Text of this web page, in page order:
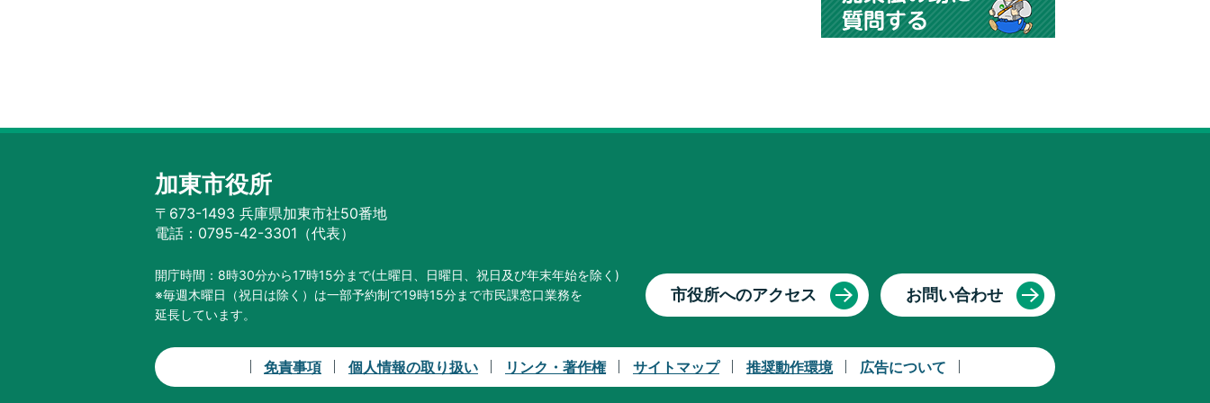
加東市役所
〒673-1493 兵庫県加東市社50番地
電話：0795-42-3301（代表）
開庁時間：8時30分から17時15分まで(土曜日、日曜日、祝日及び年末年始を除く)
※毎週木曜日（祝日は除く）は一部予約制で19時15分まで市民課窓口業務を
延長しています。
市役所へのアクセス お問い合わせ
免責事項 個人情報の取り扱い リンク・著作権 サイトマップ 推奨動作環境 広告について